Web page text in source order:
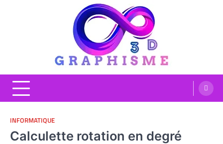
INFORMATIQUE
Calculette rotation en degré